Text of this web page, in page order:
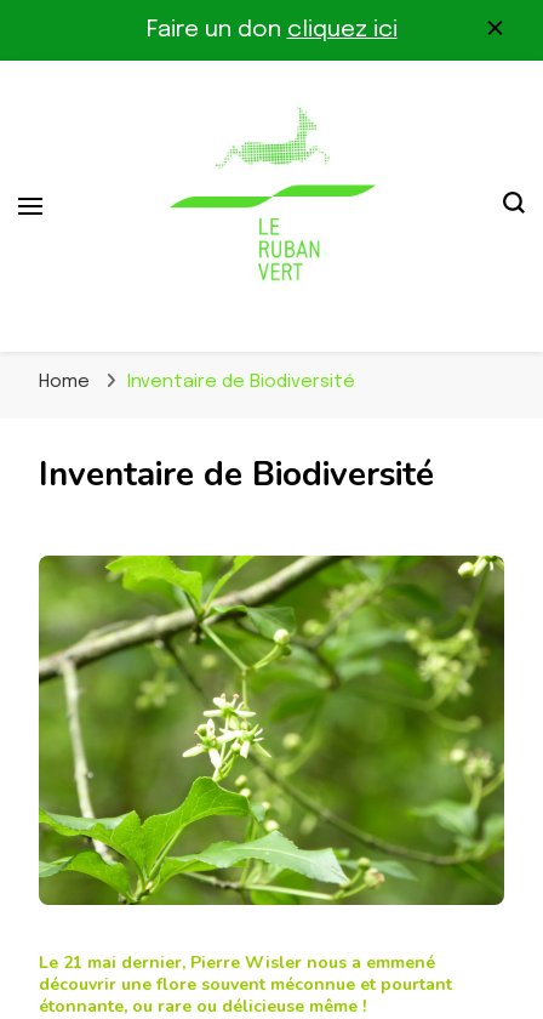
Faire un don cliquez ici
Le Ruban Vert
Home Inventaire de Biodiversité
Inventaire de Biodiversité
Le 21 mai dernier, Pierre Wisler nous a emmené
découvrir une flore souvent méconnue et pourtant
étonnante, ou rare ou délicieuse même !